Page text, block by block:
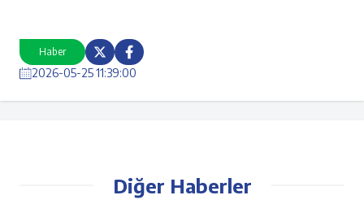
Haber
2026-05-25 11:39:00
Diğer Haberler